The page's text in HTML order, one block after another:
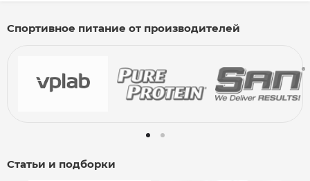
Спортивное питание от производителей
Статьи и подборки